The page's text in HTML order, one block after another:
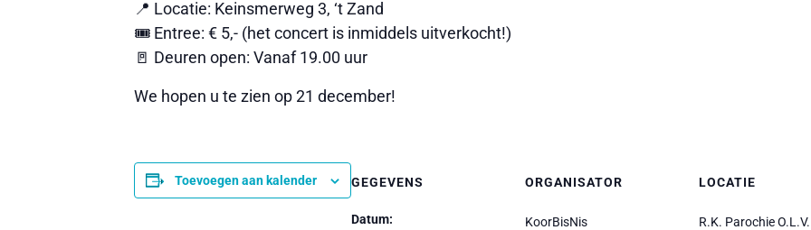
📍 Locatie: Keinsmerweg 3, ‘t Zand
🎟️ Entree: € 5,- (het concert is inmiddels uitverkocht!)
🚪 Deuren open: Vanaf 19.00 uur
We hopen u te zien op 21 december!
Toevoegen aan kalender GEGEVENS
Datum:
ORGANISATOR
KoorBisNis
LOCATIE
R.K. Parochie O.L.V.